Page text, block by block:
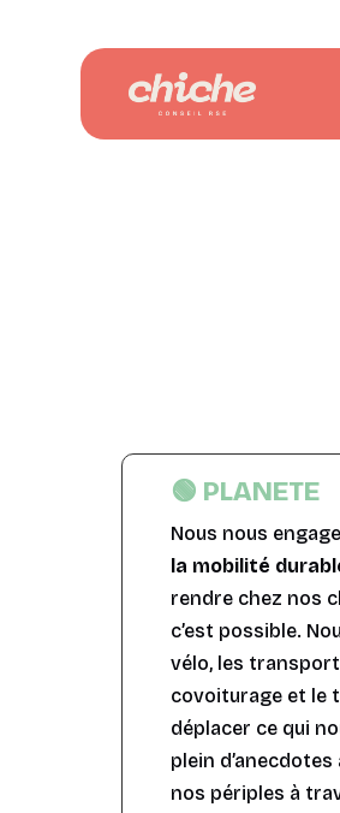
🟢 PLANETE
Nous nous
la mobilité
rendre chez nos
c’est possible.
vélo, les
covoiturage et le
déplacer ce qui
plein
nos périples à